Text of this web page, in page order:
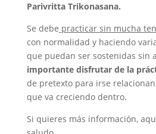
Parivritta Trikonasana.
Se debe practicar sin mucha
con normalidad y haciendo
que puedan ser sostenidas sin
importante disfrutar de la
de pretexto para irse
que va creciendo dentro.
Si quieres más información,